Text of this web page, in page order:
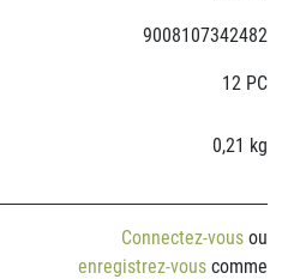
9008107342482
12 PC
0,21 kg
Connectez-vous ou
enregistrez-vous comme